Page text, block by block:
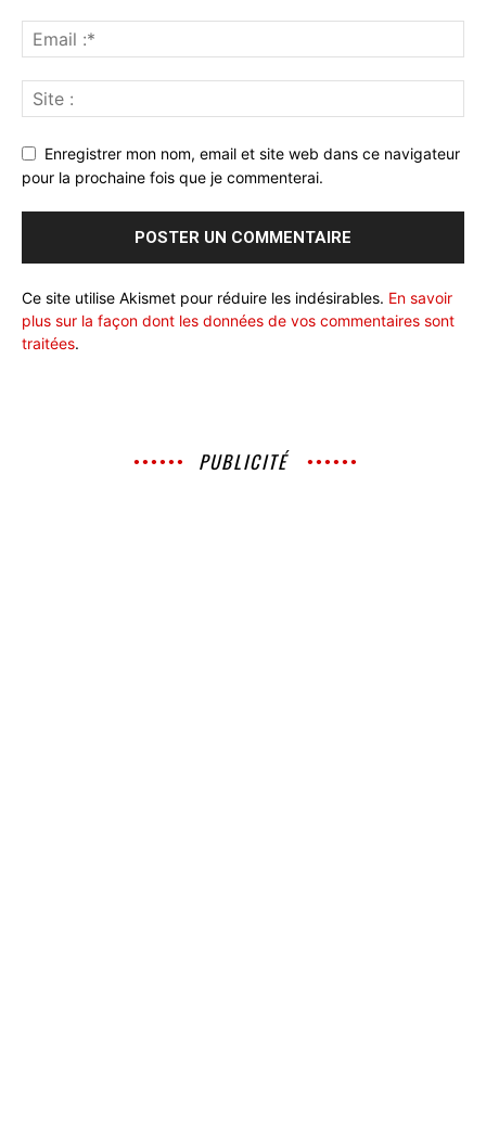
Enregistrer mon nom, email et site web dans ce navigateur
pour la prochaine fois que je commenterai.
Ce site utilise Akismet pour réduire les indésirables. En savoir
plus sur la façon dont les données de vos commentaires sont
traitées.
PUBLICITÉ